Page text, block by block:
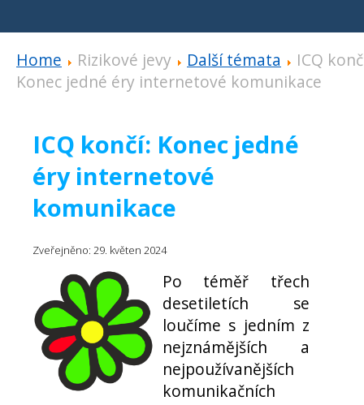
Home Rizikové jevy Další témata
ICQ
Konec jedné éry internetové komunikace
ICQ končí: Konec jedné
éry internetové
komunikace
Zveřejněno: 29. květen 2024
Po téměř třech
desetiletích se
loučíme s jedním z
nejznámějších a
nejpoužívanějších
komunikačních